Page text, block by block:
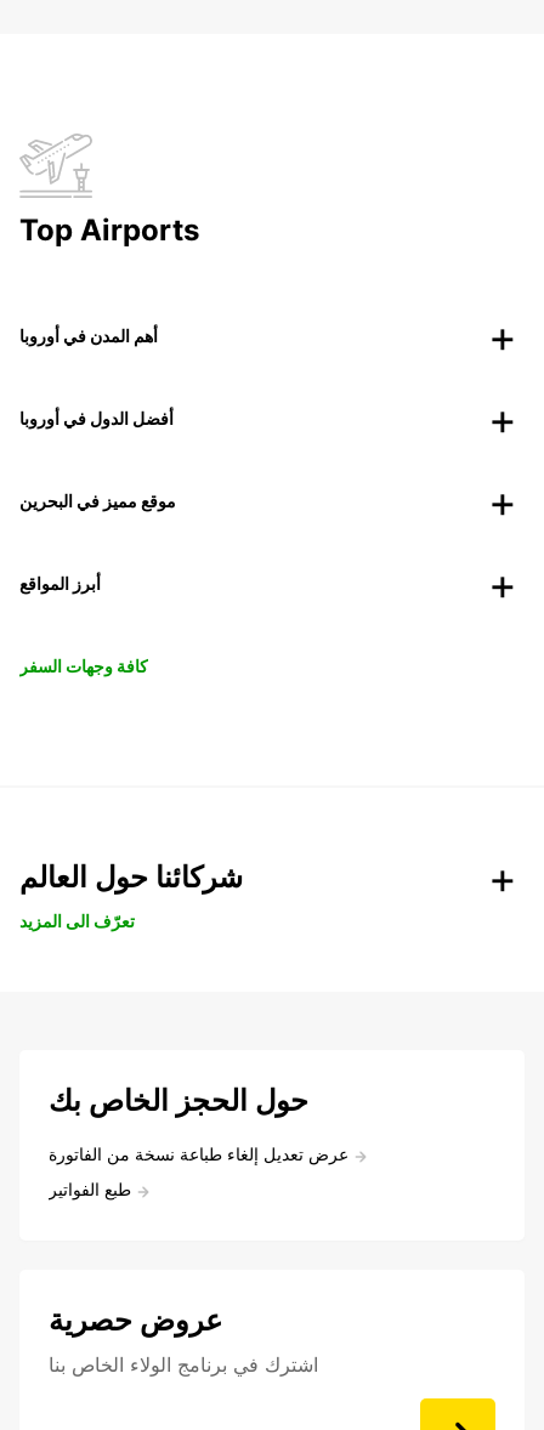
Top Airports
أهم المدن في أوروبا
أفضل الدول في أوروبا
موقع مميز في البحرين
أبرز المواقع
كافة وجهات السفر
شركائنا حول العالم
تعرّف الى المزيد
حول الحجز الخاص بك
عرض تعديل إلغاء طباعة نسخة من الفاتورة
طبع الفواتير
عروض حصرية
اشترك في برنامج الولاء الخاص بنا